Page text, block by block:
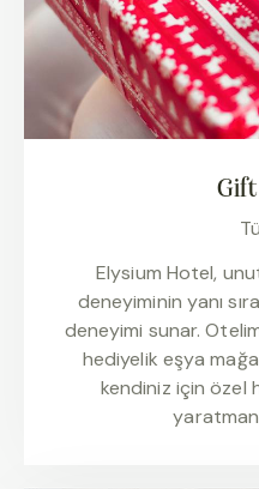
Elysium Hotel,
deneyiminin yanı
deneyimi sunar.
hediyelik eşya
kendiniz için özel